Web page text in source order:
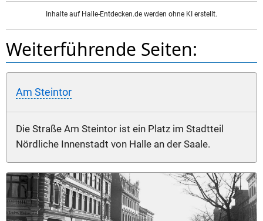
Inhalte auf Halle-Entdecken.de werden ohne KI erstellt.
Weiterführende Seiten:
Am Steintor
Die Straße Am Steintor ist ein Platz im Stadtteil
Nördliche Innenstadt von Halle an der Saale.